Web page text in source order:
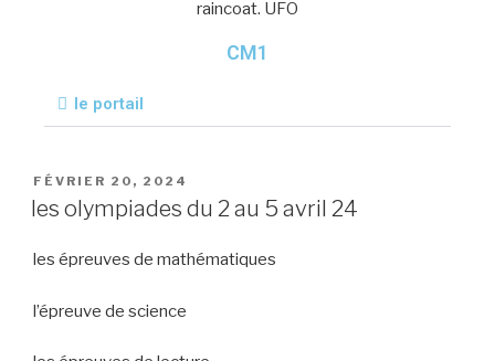
CM1
le portail
FÉVRIER 20, 2024
les olympiades du 2 au 5 avril 24
les épreuves de mathématiques
l’épreuve de science